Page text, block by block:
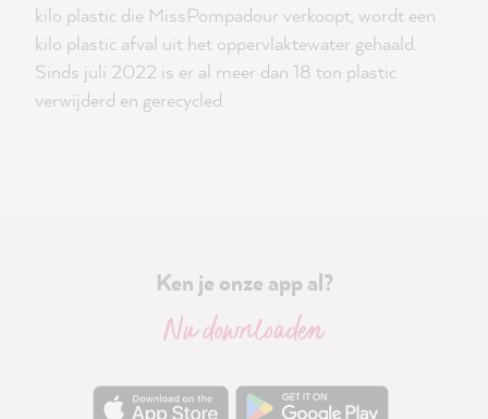
kilo plastic die MissPompadour verkoopt, wordt een
kilo plastic afval uit het oppervlaktewater gehaald.
Sinds juli 2022 is er al meer dan 18 ton plastic
verwijderd en gerecycled.
Ken je onze app al?
Nu downloaden